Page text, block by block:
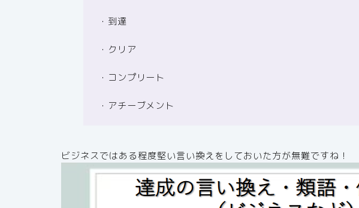
・到達
・クリア
・コンプリート
・アチーブメント
ビジネスではある程度堅い言い換えをしておいた方が無難ですね！